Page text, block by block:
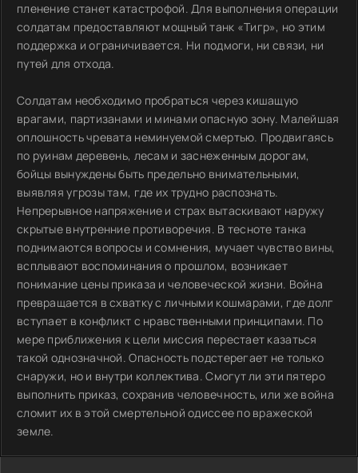
пленение станет катастрофой. Для выполнения операции
солдатам предоставляют мощный танк «Тигр», но этим
поддержка и ограничивается. Ни подмоги, ни связи, ни
путей для отхода.
Солдатам необходимо пробраться через кишащую
врагами, партизанами и минами опасную зону. Малейшая
оплошность чревата неминуемой смертью. Продвигаясь
по руинам деревень, лесам и заснеженным дорогам,
бойцы вынуждены быть предельно внимательными,
выявляя угрозы там, где их трудно распознать.
Непрерывное напряжение и страх вытаскивают наружу
скрытые внутренние противоречия. В тесноте танка
поднимаются вопросы и сомнения, мучает чувство вины,
всплывают воспоминания о прошлом, возникает
понимание цены приказа и человеческой жизни. Война
превращается в схватку с личными кошмарами, где долг
вступает в конфликт с нравственными принципами. По
мере приближения к цели миссия перестает казаться
такой однозначной. Опасность подстерегает не только
снаружи, но и внутри коллектива. Смогут ли эти пятеро
выполнить приказ, сохранив человечность, или же война
сломит их в этой смертельной одиссее по вражеской
земле.